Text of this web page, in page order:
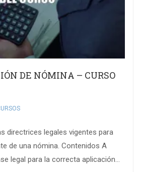
DE NÓMINA – CURSO
directrices legales vigentes para
de una nómina. Contenidos A
legal para la correcta aplicación